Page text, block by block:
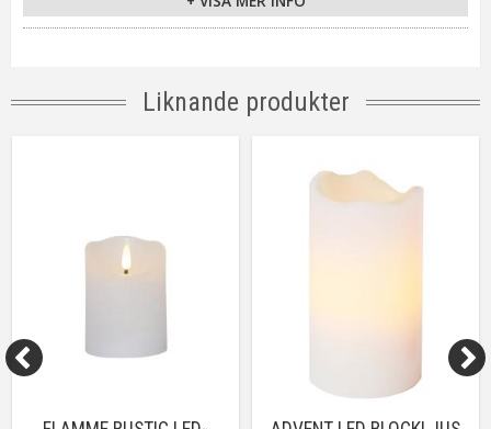
Brons
Ljuskälla
2 st LED
Varmvit
ca.10000 tim
Liknande produkter